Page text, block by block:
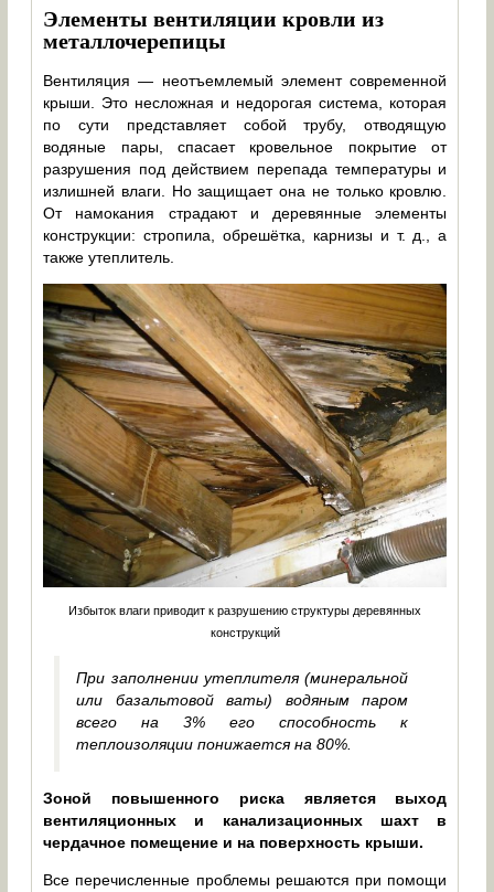
Элементы вентиляции кровли из
металлочерепицы
Вентиляция — неотъемлемый элемент современной
крыши. Это несложная и недорогая система, которая
по сути представляет собой трубу, отводящую
водяные пары, спасает кровельное покрытие от
разрушения под действием перепада температуры и
излишней влаги. Но защищает она не только кровлю.
От намокания страдают и деревянные элементы
конструкции: стропила, обрешётка, карнизы и т. д., а
также утеплитель.
Избыток влаги приводит к разрушению структуры деревянных
конструкций
При заполнении утеплителя (минеральной
или базальтовой ваты) водяным паром
всего на 3% его способность к
теплоизоляции понижается на 80%.
Зоной повышенного риска является выход
вентиляционных и канализационных шахт в
чердачное помещение и на поверхность крыши.
Все перечисленные проблемы решаются при помощи